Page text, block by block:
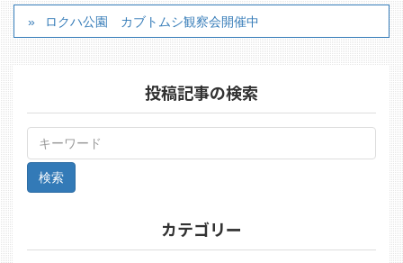
ロクハ公園 カブトムシ観察会開催中
投稿記事の検索
カテゴリー